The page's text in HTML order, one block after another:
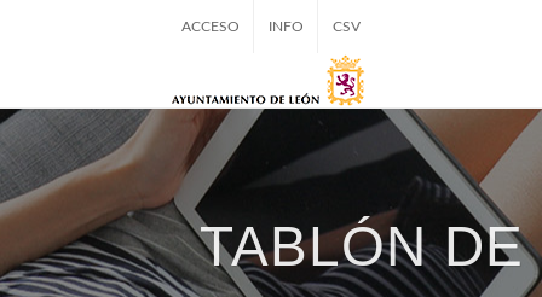
ACCESO INFO CSV
TABLÓN DE